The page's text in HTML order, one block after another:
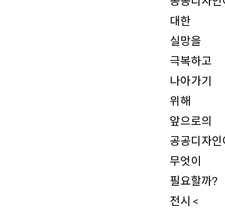
대한
실망을
극복하고
나아가기
위해
앞으로의
공공디자
무엇이
필요할까?
전시 <